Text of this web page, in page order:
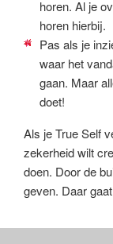
horen. Al je
horen hierbij.
Pas als je
waar het
gaan. Maar
doet!
Als je True Self
zekerheid wilt
doen. Door de
geven. Daar